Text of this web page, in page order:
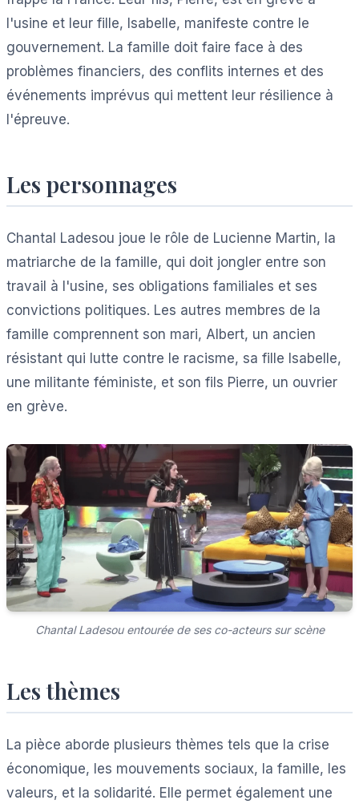
l'usine et leur fille, Isabelle, manifeste contre le
gouvernement. La famille doit faire face à des
problèmes financiers, des conflits internes et des
événements imprévus qui mettent leur résilience à
l'épreuve.
Les personnages
Chantal Ladesou joue le rôle de Lucienne Martin, la
matriarche de la famille, qui doit jongler entre son
travail à l'usine, ses obligations familiales et ses
convictions politiques. Les autres membres de la
famille comprennent son mari, Albert, un ancien
résistant qui lutte contre le racisme, sa fille Isabelle,
une militante féministe, et son fils Pierre, un ouvrier
en grève.
Chantal Ladesou entourée de ses co-acteurs sur scène
Les thèmes
La pièce aborde plusieurs thèmes tels que la crise
économique, les mouvements sociaux, la famille, les
valeurs, et la solidarité. Elle permet également une